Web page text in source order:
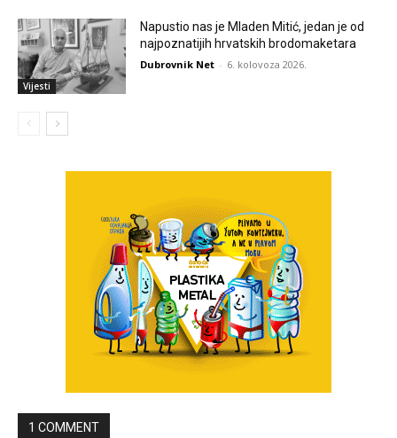
Vijesti
Napustio nas je Mladen Mitić, jedan je od
najpoznatijih hrvatskih brodomaketara
Dubrovnik Net - 6. kolovoza 2026.
1 COMMENT